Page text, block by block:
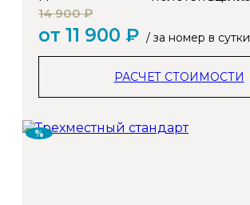
14 900 ₽
от 11 900 ₽ / за номер в сутки
РАСЧЕТ СТОИМОСТИ
%